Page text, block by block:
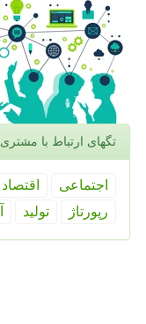
تگهای ارتباط با مشتری
اجتماعی اقتصاد
رپورتاژ
تولید